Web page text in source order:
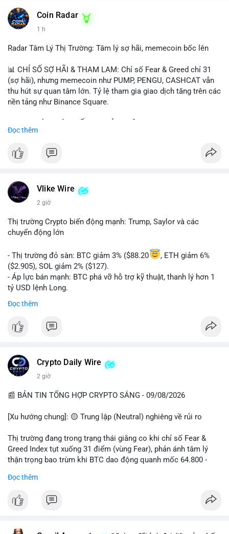
Coin Radar
1 h
Radar Tâm Lý Thị Trường: Tâm lý sợ hãi, memecoin bốc lên
📊 CHỈ SỐ SỢ HÃI & THAM LAM: Chỉ số Fear & Greed chỉ 31
(sợ hãi), nhưng memecoin như PUMP, PENGU, CASHCAT vẫn
thu hút sự quan tâm lớn. Tỷ lệ tham gia giao dịch tăng trên các
nền tảng như Binance Square.
CASHCAT, SUI, TAO xuất hiện nhiều trong tìm kiếm Việt Nam
hấp dẫn. Bàn tán về SPCX và SAGA cũng hấp dẫn.
SAGA", "short SPCX", và "đã ngồi ăn ở khách sạn 5*" (từ bài
đăng Binance Square). Tin tức về BIP-110 Bitcoin và SKR token
BNB Smart Chain.
Sợ hãi do chỉ số thấp nhưng xu hướng memecoin và tin tức
tích cực (BTC ETF, SKR) tạo áp lực lên giá. Rủi ro từ các đề cày
SPCX và SAGA vẫn cao. Cần theo dõi xu hướng "long" hoặc
"short" theo chiến lược cá nhân.
📊 Nguồn: Radar Tâm Lý Thị Trường
Đọc thêm
Vlike Wire
2 giờ
Thị trường Crypto biến động mạnh: Trump, Saylor và các
chuyển động lớn
- Thị trường đỏ sàn: BTC giảm 3% ($88.20
, ETH giảm 6%
($2.905), SOL giảm 2% ($127).
- Áp lực bán mạnh: BTC phá vỡ hỗ trợ kỹ thuật, thanh lý hơn 1
tỷ USD lệnh Long.
- Tin tức quan trọng: Trump Media dự kiến airdrop token cho
cổ đông vào tháng 2.
- Định chế tài chính: Delaware Life đưa BTC vào sản phẩm bảo
hiểm; Galaxy Digital lập quỹ đầu tư 100 triệu USD.
#binancesquare
$btc $eth $sol $xrp
#vlikevn #titanbot
📰 Nguồn: Decrypt
Đọc thêm
Crypto Daily Wire
2 giờ
📰 BẢN TIN TỔNG HỢP CRYPTO SÁNG - 09/08/2026
[Xu hướng chung]: 🟡 Trung lập (Neutral) nghiêng về rủi ro
Thị trường đang trong trạng thái giằng co khi chỉ số Fear &
Greed Index tụt xuống 31 điểm (vùng Fear), phản ánh tâm lý
thận trọng bao trùm khi BTC dao động quanh mốc 64.800 -
giao dịch BTC lớn được ghi nhận trong 24h qua, tổng trị giá
Đọc thêm